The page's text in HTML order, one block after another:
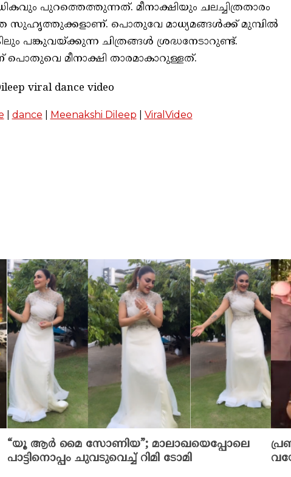
പുറത്തെത്തുന്നത്. മീനാക്ഷിയും ചലച്ചിത്രതാരം
സുഹൃത്തുക്കളാണ്. പൊതുവേ മാധ്യമങ്ങള്‍ക്ക് മുമ്പില്‍
പങ്കുവയ്ക്കുന്ന ചിത്രങ്ങൾ ശ്രദ്ധനേടാറുണ്ട്.
മീനാക്ഷി താരമാകാറുള്ളത്.
viral dance video
dance Meenakshi Dileep ViralVideo
“യൂ ആർ മൈ സോണിയ”; മാലാഖയെപ്പോലെ
പാട്ടിനൊപ്പം ചുവടുവെച്ച് റിമി ടോമി